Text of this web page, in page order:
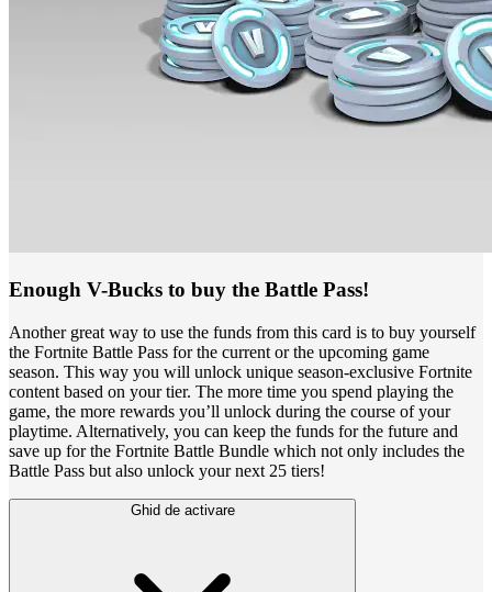
Enough V-Bucks to buy the Battle Pass!
Another great way to use the funds from this card is to buy yourself
the Fortnite Battle Pass for the current or the upcoming game
season. This way you will unlock unique season-exclusive Fortnite
content based on your tier. The more time you spend playing the
game, the more rewards you’ll unlock during the course of your
playtime. Alternatively, you can keep the funds for the future and
save up for the Fortnite Battle Bundle which not only includes the
Battle Pass but also unlock your next 25 tiers!
Ghid de activare